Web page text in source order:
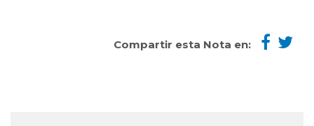
Compartir esta Nota en: